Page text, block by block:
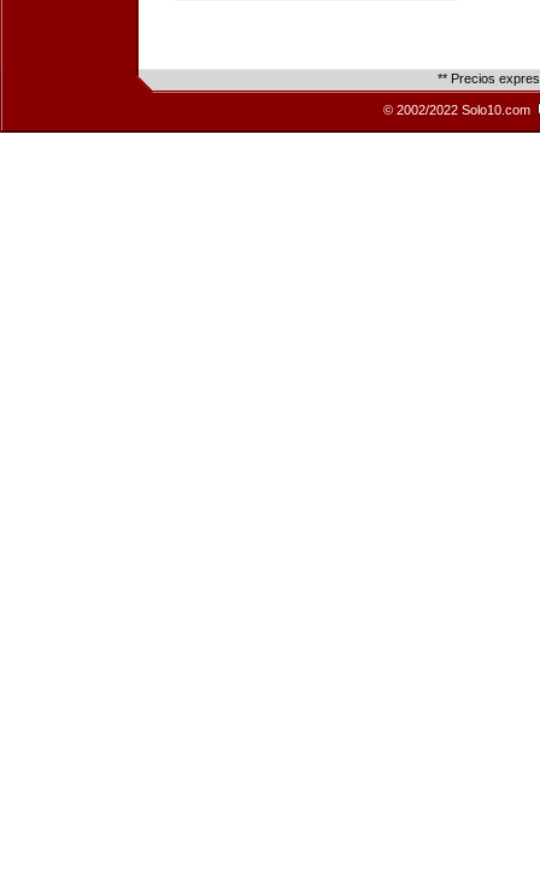
** Precios
© 2002/2022 Solo10.com